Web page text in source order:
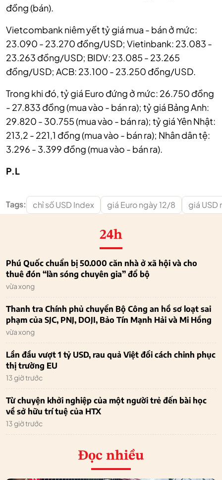
đồng (bán).
Vietcombank niêm yết tỷ giá mua - bán ở mức:
23.090 - 23.270 đồng/USD; Vietinbank: 23.083 -
23.263 đồng/USD; BIDV: 23.085 - 23.265
đồng/USD; ACB: 23.100 - 23.250 đồng/USD.
Trong khi đó, tỷ giá Euro đứng ở mức: 26.750 đồng
- 27.833 đồng (mua vào - bán ra); tỷ giá Bảng Anh:
29.820 - 30.755 (mua vào - bán ra); tỷ giá Yên Nhật:
213,2 - 221,1 đồng (mua vào - bán ra); Nhân dân tệ:
3.296 - 3.399 đồng (mua vào - bán ra).
P.L
Tags: chỉ số USD Index giá Euro ngày 12/8 giá USD
24h
Phú Quốc chuẩn bị 50.000 căn nhà ở xã hội và cho
thuê đón “làn sóng chuyên gia” đổ bộ
vừa xong
Thanh tra Chính phủ chuyển Bộ Công an hồ sơ loạt sai
phạm của SJC, PNJ, DOJI, Bảo Tín Mạnh Hải và Mi Hồng
vừa xong
Lần đầu vượt 1 tỷ USD, rau quả Việt đổi cách chinh phục
thị trường EU
13 giờ trước
Từ chuyện khởi nghiệp của một người trẻ đến bài học
về sở hữu trí tuệ của HTX
13 giờ trước
Đọc nhiều